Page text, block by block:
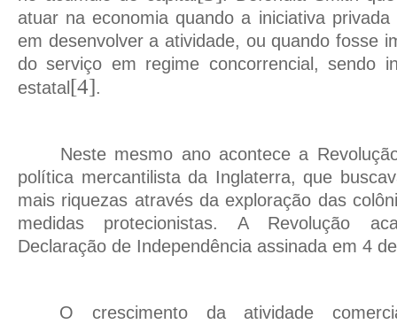
atuar na economia quando a iniciativa
em desenvolver a atividade, ou quando fosse
do serviço em regime concorrencial, sendo
estatal [4].
Neste mesmo ano acontece a
política mercantilista da Inglaterra, que
mais riquezas através da exploração das
medidas protecionistas. A Revolução
Declaração de Independência assinada em 4
O crescimento da atividade